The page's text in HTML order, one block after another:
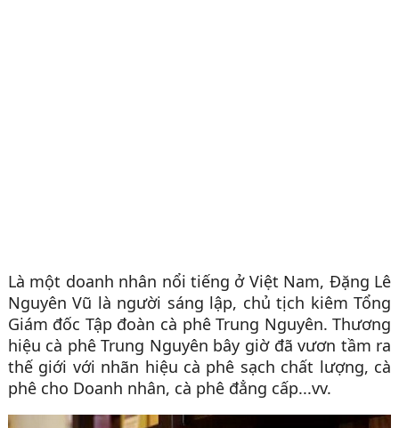
Là một doanh nhân nổi tiếng ở Việt Nam, Đặng Lê
Nguyên Vũ là người sáng lập, chủ tịch kiêm Tổng
Giám đốc Tập đoàn cà phê Trung Nguyên. Thương
hiệu cà phê Trung Nguyên bây giờ đã vươn tầm ra
thế giới với nhãn hiệu cà phê sạch chất lượng, cà
phê cho Doanh nhân, cà phê đẳng cấp...vv.